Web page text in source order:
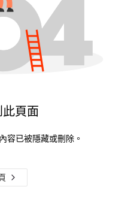
頁面
容已被隱藏或刪除。